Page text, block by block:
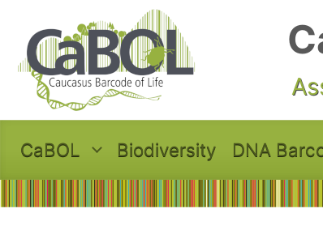
CaBOL Biodiversity DNA